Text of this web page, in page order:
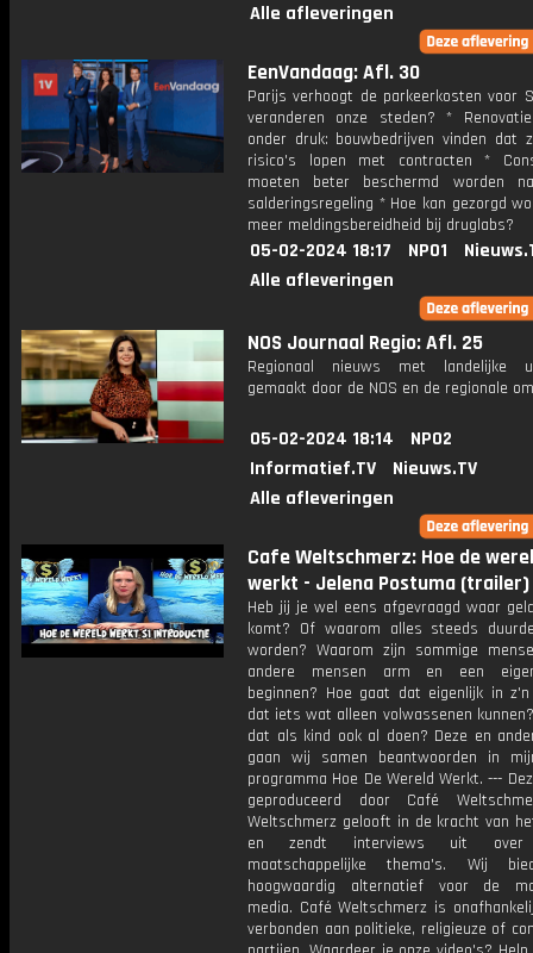
Alle afleveringen
EenVandaag: Afl. 30
Parijs verhoogt de parkeerkosten voor
veranderen onze steden? *
onder druk: bouwbedrijven vinden dat
risico's lopen met contracten *
moeten beter beschermd worden
salderingsregeling * Hoe kan gezorgd
meer meldingsbereidheid bij druglabs?
05-02-2024 18:17 NPO1
Alle afleveringen
NOS Journaal Regio: Afl. 25
Regionaal nieuws met landelijke
gemaakt door de NOS en de regionale
05-02-2024 18:14
NPO2
Informatief.TV
Nieuws.TV
Alle afleveringen
Cafe Weltschmerz: Hoe de
werkt - Jelena Postuma (trailer)
Heb jij je wel eens afgevraagd waar
komt? Of waarom alles steeds
worden? Waarom zijn sommige
andere mensen arm en een
beginnen? Hoe gaat dat eigenlijk in
dat iets wat alleen volwassenen
dat als kind ook al doen? Deze en
gaan wij samen beantwoorden in
programma Hoe De Wereld Werkt. ---
geproduceerd door Café
Weltschmerz gelooft in de kracht van
en zendt interviews uit over
maatschappelijke thema's. Wij
hoogwaardig alternatief voor de
media. Café Weltschmerz is
verbonden aan politieke, religieuze of